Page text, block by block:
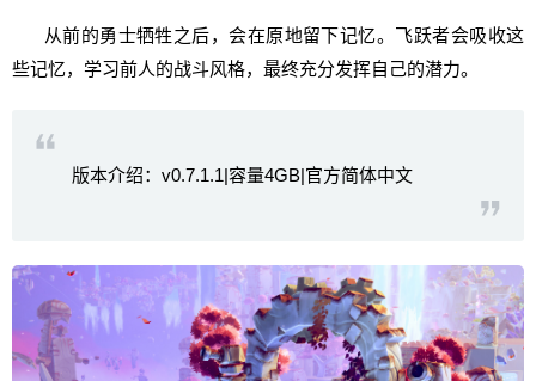
从前的勇士牺牲之后，会在原地留下记忆。飞跃者会吸收这
些记忆，学习前人的战斗风格，最终充分发挥自己的潜力。
版本介绍：v0.7.1.1|容量4GB|官方简体中文